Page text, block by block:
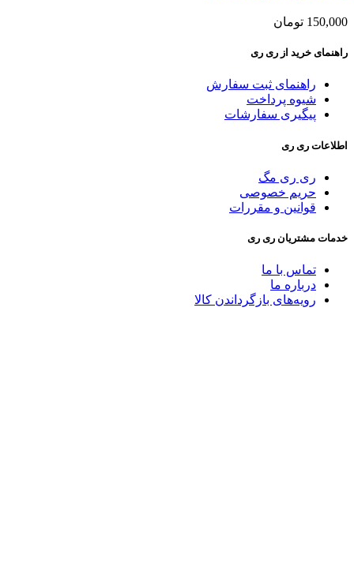
150,000 تومان
راهنمای خرید از ری ری
راهنمای ثبت سفارش
شیوه پرداخت
پیگیری سفارشات
اطلاعات ری ری
ری ری مگ
حریم خصوصی
قوانین و مقررات
خدمات مشتریان ری ری
تماس با ما
درباره ما
رویه‌های بازگرداندن کالا